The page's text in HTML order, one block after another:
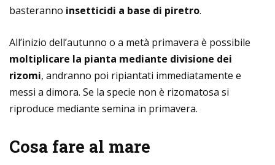
basteranno insetticidi a base di piretro.
All’inizio dell’autunno o a metà primavera è possibile
moltiplicare la pianta mediante divisione dei
rizomi, andranno poi ripiantati immediatamente e
messi a dimora. Se la specie non è rizomatosa si
riproduce mediante semina in primavera.
Cosa fare al mare